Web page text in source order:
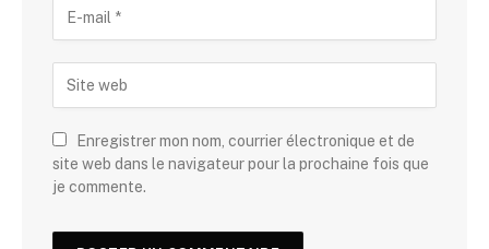
Enregistrer mon nom, courrier électronique et de
site web dans le navigateur pour la prochaine fois que
je commente.